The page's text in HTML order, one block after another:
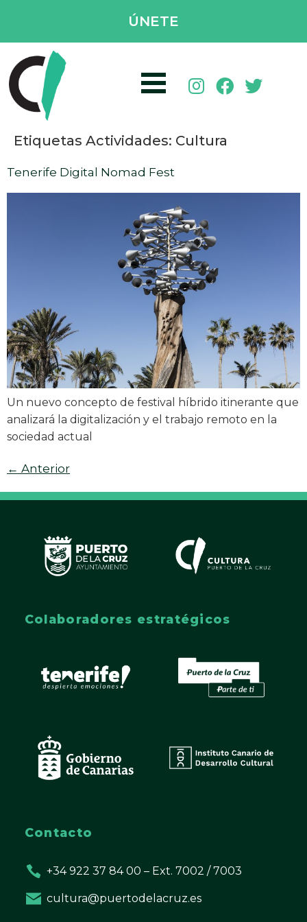
ÚNETE
Etiquetas Actividades: Cultura
Tenerife Digital Nomad Fest
Un nuevo concepto de festival híbrido itinerante que
analizará la digitalización y el trabajo remoto en la
sociedad actual
← Anterior
Colaboradores estratégicos
Contacto
+34 922 37 84 00 – Ext. 7002 / 7003
cultura@puertodelacruz.es